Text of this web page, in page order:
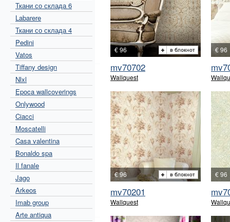
Ткани со склада 6
Labarere
Ткани со склада 4
Pedini
Vatos
Tiffany design
Nlxl
Epoca wallcoverings
Onlywood
Ciacci
Moscatelli
Casa valentina
Bonaldo spa
Il fanale
Jago
Arkeos
Imab group
Arte antiqua
€ 96
mv70702
Wallquest
€ 96
€ 96
mv70201
Wallquest
€ 96